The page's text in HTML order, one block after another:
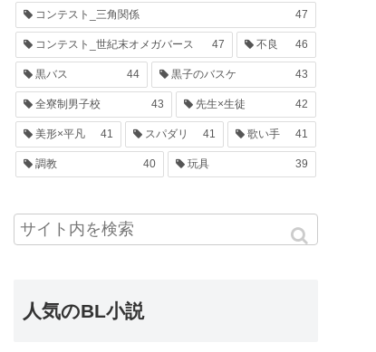
コンテスト_三角関係 47
コンテスト_世紀末オメガバース 47 不良 46
黒バス 44 黒子のバスケ 43
全寮制男子校 43 先生×生徒 42
美形×平凡 41 スパダリ 41 歌い手 41
調教 40 玩具 39
人気のBL小説